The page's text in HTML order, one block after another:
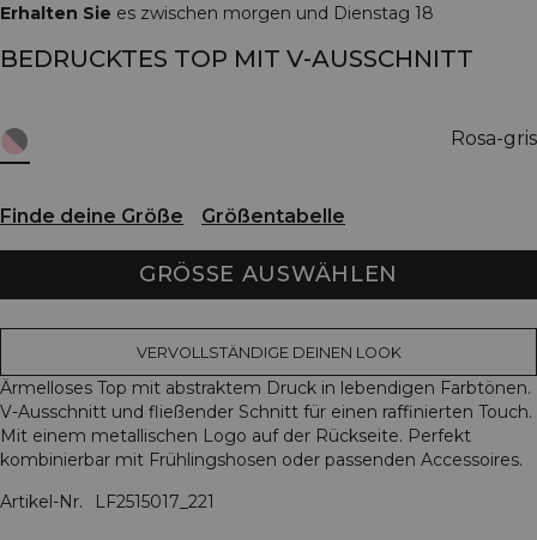
Erhalten Sie es zwischen morgen und Dienstag 18
BEDRUCKTES TOP MIT V-AUSSCHNITT
Rosa-gris
Finde deine Größe Größentabelle
GRÖSSE AUSWÄHLEN
VERVOLLSTÄNDIGE DEINEN LOOK
Ärmelloses Top mit abstraktem Druck in lebendigen Farbtönen.
V-Ausschnitt und fließender Schnitt für einen raffinierten Touch.
Mit einem metallischen Logo auf der Rückseite. Perfekt
kombinierbar mit Frühlingshosen oder passenden Accessoires.
Artikel-Nr.
LF2515017_221